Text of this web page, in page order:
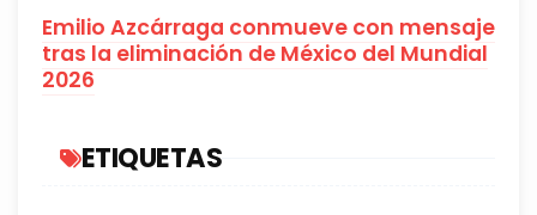
Emilio Azcárraga conmueve con mensaje
tras la eliminación de México del Mundial
2026
ETIQUETAS